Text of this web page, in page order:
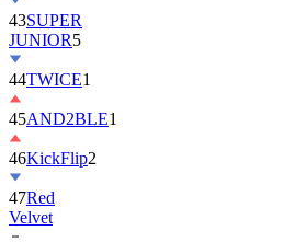
43SUPER
JUNIOR5
44TWICE1
45AND2BLE1
46KickFlip2
47Red
Velvet